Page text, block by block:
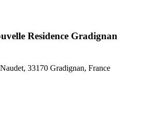
Residence Gradignan
33170 Gradignan, France